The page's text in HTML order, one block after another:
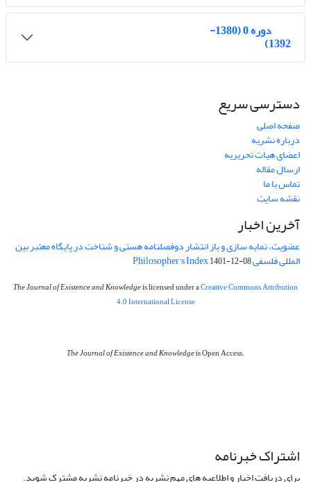
دوره 0 (1380-
1392)
دسترسی سریع
صفحه اصلی
درباره نشریه
اعضای هیات تحریریه
ارسال مقاله
تماس با ما
نقشه سایت
آخرین اخبار
عضویت، نمایه سازی و باز انتشار دوفصلنامه هستی و شناخت در پایگاه معتبر بین
المللی فلسفی Philosopher's Index1401-12-08
The Journal of Existence and Knowledgeis licensed under aCreative Commons Attribution
4.0 International License
The Journal of Existence and Knowledgeis Open Access.
اشتراک خبرنامه
برای دریافت اخبار و اطلاعیه های مهم نشریه در خبرنامه نشریه مشترک شوید.